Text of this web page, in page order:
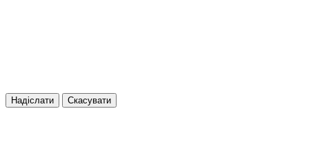
Надіслати Скасувати